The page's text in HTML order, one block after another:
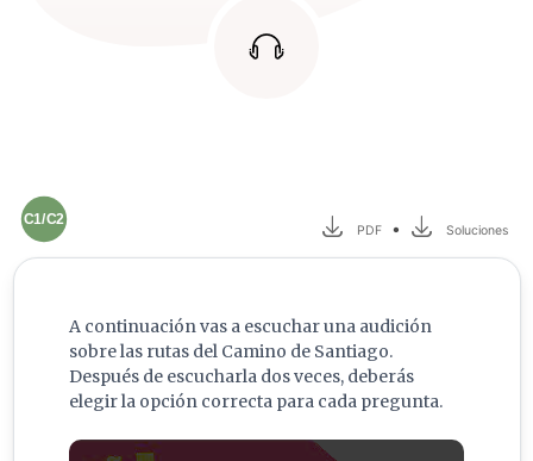
C1/C2
PDF • Soluciones
A continuación vas a escuchar una audición
sobre las rutas del Camino de Santiago.
Después de escucharla dos veces, deberás
elegir la opción correcta para cada pregunta.